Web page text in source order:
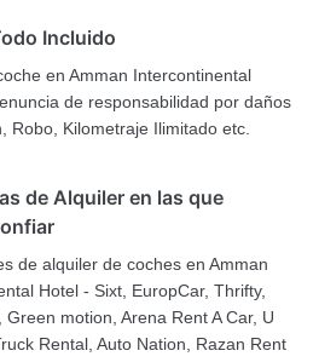
Incluido
en Amman Intercontinental
de responsabilidad por daños
Robo, Kilometraje Ilimitado etc.
de Alquiler en las que
de alquiler de coches en Amman
Hotel - Sixt, EuropCar, Thrifty,
Green motion, Arena Rent A Car, U
Rental, Auto Nation, Razan Rent